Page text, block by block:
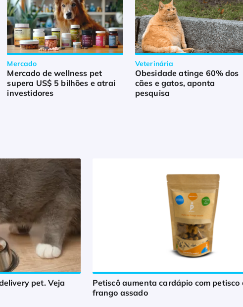
Mercado
Mercado de wellness pet
supera US$ 5 bilhões e atrai
investidores
Veterinária
Obesidade atinge 60% dos
cães e gatos, aponta
pesquisa
pet. Veja
Petiscô aumenta cardápio com petisco
frango assado